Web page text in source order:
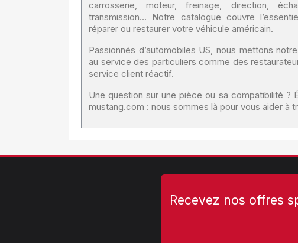
carrosserie, moteur, freinage, direction,
transmission… Notre catalogue couvre
réparer ou restaurer votre véhicule américain.
Passionnés d’automobiles US, nous mettons
au service des particuliers comme des
service client réactif.
Une question sur une pièce ou sa compatibilité ?
mustang.com : nous sommes là pour vous aider à
Recevez nos offres